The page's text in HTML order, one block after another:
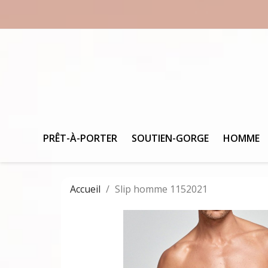
PRÊT-À-PORTER SOUTIEN-GORGE HOMME
Accueil Slip homme 1152021